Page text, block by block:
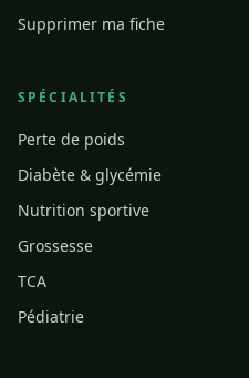
Supprimer ma fiche
SPÉCIALITÉS
Perte de poids
Diabète & glycémie
Nutrition sportive
Grossesse
TCA
Pédiatrie